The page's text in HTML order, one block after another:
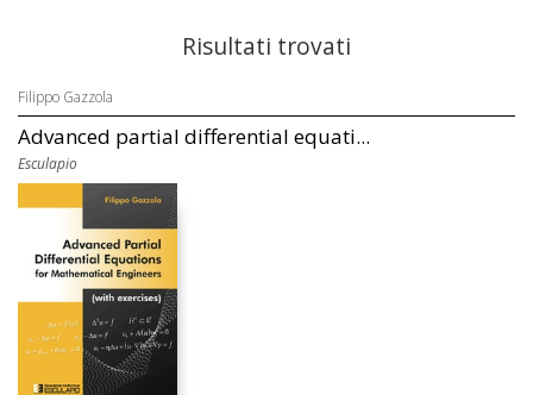
Risultati trovati
Filippo Gazzola
Advanced partial differential equati...
Esculapio